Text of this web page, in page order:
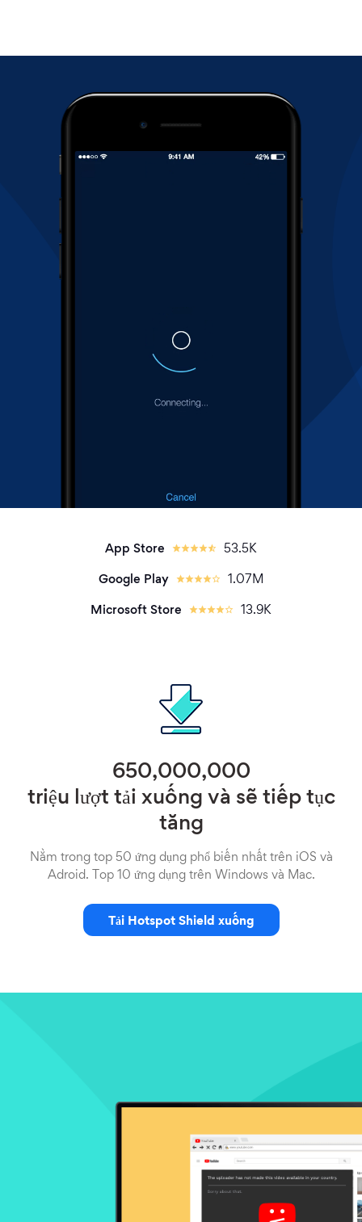
App Store 53.5K
Google Play 1.07M
Microsoft Store 13.9K
650,000,000
triệu lượt tải xuống và sẽ tiếp tục
tăng
Nằm trong top 50 ứng dụng phổ biến nhất trên iOS và
Adroid. Top 10 ứng dụng trên Windows và Mac.
Tải Hotspot Shield xuống